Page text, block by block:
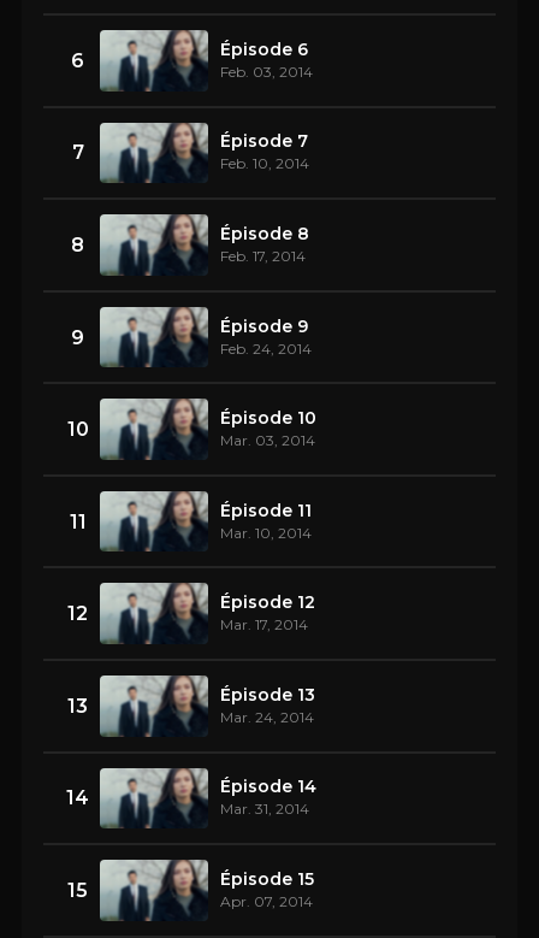
6 Épisode 6
Feb. 03, 2014
7 Épisode 7
Feb. 10, 2014
8 Épisode 8
Feb. 17, 2014
9 Épisode 9
Feb. 24, 2014
10 Épisode 10
Mar. 03, 2014
11 Épisode 11
Mar. 10, 2014
12 Épisode 12
Mar. 17, 2014
13 Épisode 13
Mar. 24, 2014
14 Épisode 14
Mar. 31, 2014
15 Épisode 15
Apr. 07, 2014